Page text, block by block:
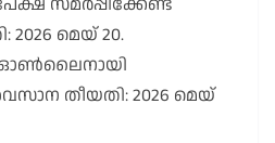
മെയ് 20.
ഓൺലൈനായി
തീയതി: 2026 മെയ്